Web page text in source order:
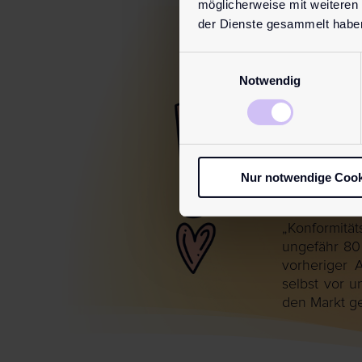
möglicherweise mit
der Dienste gesammelt
Notwendig
Nur notwendige
Diese
die
eben
ungefähr
vorheriger
selbst vor
den Markt